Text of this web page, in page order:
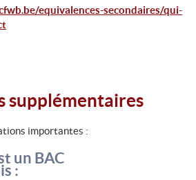
equivalences-secondaires/qui-
supplémentaires
importantes :
un BAC
: